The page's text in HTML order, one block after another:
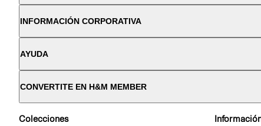
INFORMACIÓN CORPORATIVA
AYUDA
CONVERTITE EN H&M MEMBER
Colecciones